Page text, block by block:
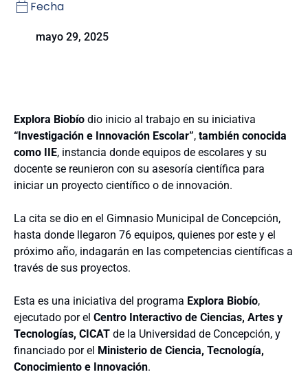
Fecha
mayo 29, 2025
Explora Biobío dio inicio al trabajo en su iniciativa
“Investigación e Innovación Escolar”, también conocida
como IIE, instancia donde equipos de escolares y su
docente se reunieron con su asesoría científica para
iniciar un proyecto científico o de innovación.
La cita se dio en el Gimnasio Municipal de Concepción,
hasta donde llegaron 76 equipos, quienes por este y el
próximo año, indagarán en las competencias científicas a
través de sus proyectos.
Esta es una iniciativa del programa Explora Biobío,
ejecutado por el Centro Interactivo de Ciencias, Artes y
Tecnologías, CICAT de la Universidad de Concepción, y
financiado por el Ministerio de Ciencia, Tecnología,
Conocimiento e Innovación.